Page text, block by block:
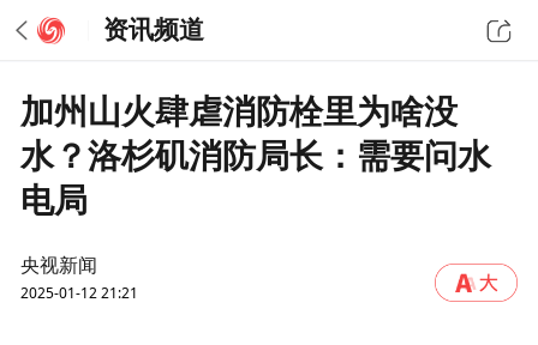
资讯频道
加州山火肆虐消防栓里为啥没
水？洛杉矶消防局长：需要问水
电局
央视新闻
2025-01-12 21:21